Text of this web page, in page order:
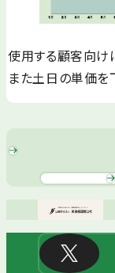
使用する顧客向け
また土日の単価を